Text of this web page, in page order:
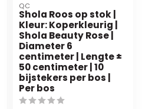
QC
Shola Roos op stok |
Kleur: Koperkleurig |
Shola Beauty Rose |
Diameter 6
centimeter | Lengte ±
50 centimeter | 10
bijstekers per bos |
Per bos